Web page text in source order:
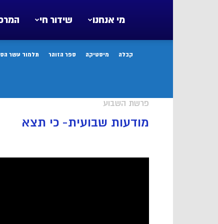
שידור חי מי אנחנו
קבלה מיסטיקה ספר הזוהר תלמוד עשר
פרשת השבוע
מודעות שבועית- כי תצא